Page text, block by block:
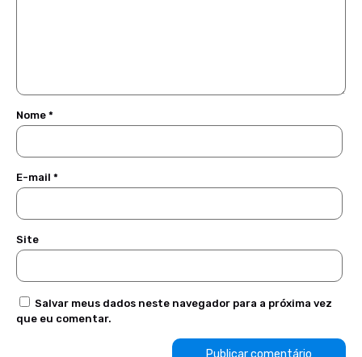
Nome *
E-mail *
Site
Salvar meus dados neste navegador para a próxima vez
que eu comentar.